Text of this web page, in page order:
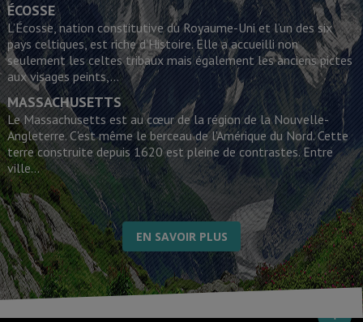
ÉCOSSE
L’Écosse, nation constitutive du Royaume-Uni et l’un des six
pays celtiques, est riche d’Histoire. Elle a accueilli non
seulement les celtes tribaux mais également les anciens pictes
aux visages peints,...
MASSACHUSETTS
Le Massachusetts est au cœur de la région de la Nouvelle-
Angleterre. C'est même le berceau de l'Amérique du Nord. Cette
terre construite depuis 1620 est pleine de contrastes. Entre
ville...
EN SAVOIR PLUS